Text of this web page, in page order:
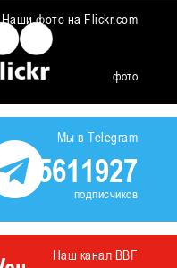
Наши фото на Flickr.com
фото
Мы в Telegram
5611927
подписчиков
Наш канал BBF